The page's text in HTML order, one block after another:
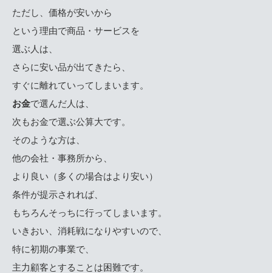
ただし、価格が安いから
という理由で商品・サービスを
選ぶ人は、
さらに安い品が出てきたら、
すぐに離れていってしまいます。
お金で選んだ人は、
次もお金で選ぶ公算大です。
そのような方は、
他の会社・事務所から、
より良い（多くの場合はより安い）
条件が提示されれば、
もちろんそっちに行ってしまいます。
いきおい、消耗戦になりやすいので、
特に初期の事業で、
主力顧客とすることは困難です。